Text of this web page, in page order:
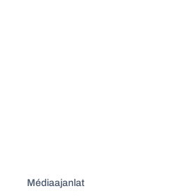
Médiaajanlat